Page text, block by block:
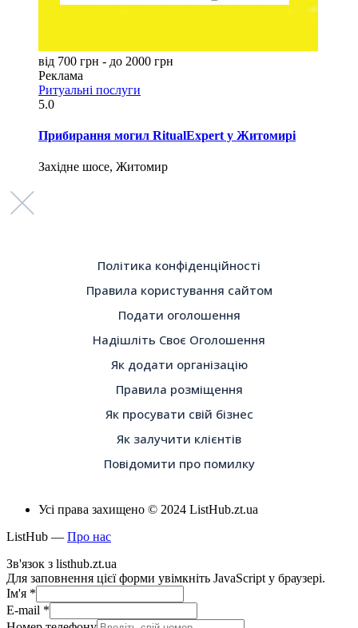
від 700 грн - до 2000 грн
Реклама
Ритуальні послуги
5.0
Прибирання могил RitualExpert у Житомирі
Західне шосе, Житомир
Політика конфіденційності
Правила користування сайтом
Подати оголошення
Надішліть Своє Оголошення
Як додати організацію
Правила розміщення
Як просувати свій бізнес
Як залучити клієнтів
Повідомити про помилку
Усі права захищено © 2024 ListHub.zt.ua
ListHub — Про нас
Зв'язок з listhub.zt.ua
Для заповнення цієї форми увімкніть JavaScript у браузері.
Ім'я *
E-mail *